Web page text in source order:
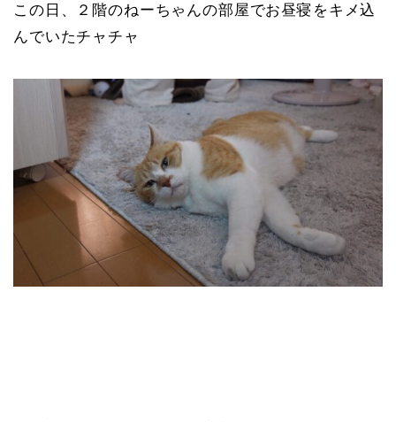
この日、２階のねーちゃんの部屋でお昼寝をキメ込
んでいたチャチャ